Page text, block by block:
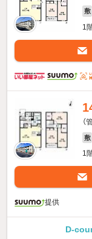
敷
1
（
敷
1
提供
D-